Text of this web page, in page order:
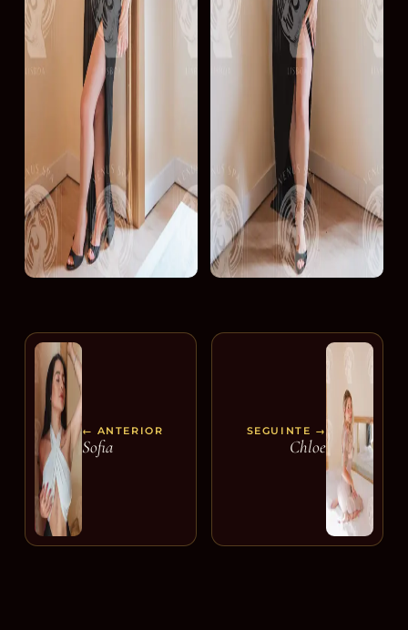
← ANTERIOR
Sofia
SEGUINTE →
Chloe